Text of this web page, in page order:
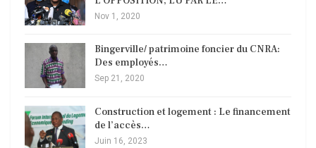
Nov 1, 2020
Bingerville/ patrimoine foncier du CNRA:
Des employés…
Sep 21, 2020
Construction et logement : Le financement
de l’accès…
Juin 16, 2023